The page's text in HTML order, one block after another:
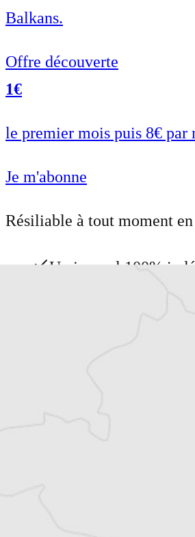
Balkans.
Offre découverte
1€
le premier mois puis 8€ par
Je m'abonne
Résiliable à tout moment
Un journal 100%